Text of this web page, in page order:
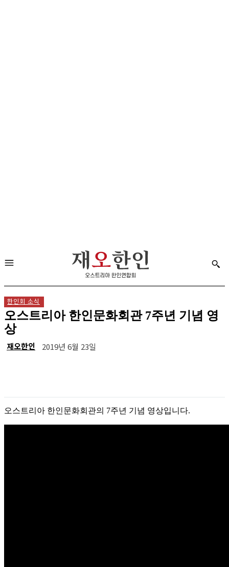
한인회 소식
오스트리아 한인문화회관 7주년 기념 영
상
재오한인 2019년 6월 23일
오스트리아 한인문화회관의 7주년 기념 영상입니다.